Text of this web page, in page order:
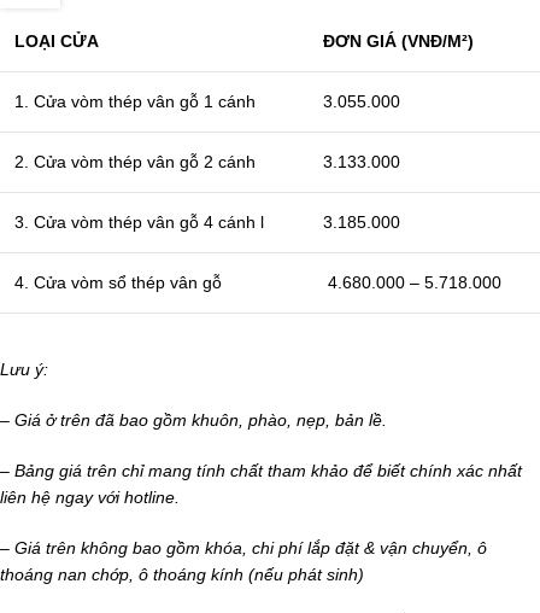
LOẠI CỬA ĐƠN GIÁ (VNĐ/M²)
1. Cửa vòm thép vân gỗ 1 cánh 3.055.000
2. Cửa vòm thép vân gỗ 2 cánh 3.133.000
3. Cửa vòm thép vân gỗ 4 cánh l 3.185.000
4. Cửa vòm sổ thép vân gỗ 4.680.000 – 5.718.000
Lưu ý:
– Giá ở trên đã bao gồm khuôn, phào, nẹp, bản lề.
– Bảng giá trên chỉ mang tính chất tham khảo để biết chính xác nhất
liên hệ ngay với hotline.
– Giá trên không bao gồm khóa, chi phí lắp đặt & vận chuyển, ô
thoáng nan chớp, ô thoáng kính (nếu phát sinh)